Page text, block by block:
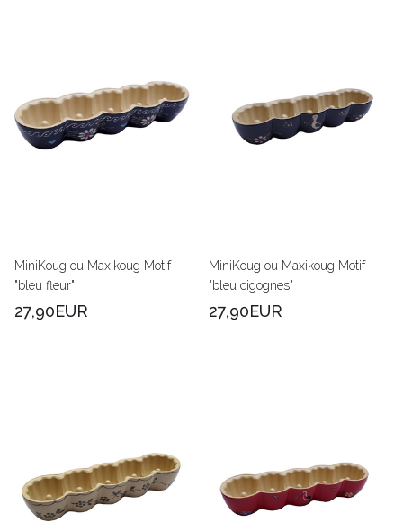
MiniKoug ou Maxikoug Motif
"bleu fleur"
27,90EUR
MiniKoug ou Maxikoug Motif
"bleu cigognes"
27,90EUR